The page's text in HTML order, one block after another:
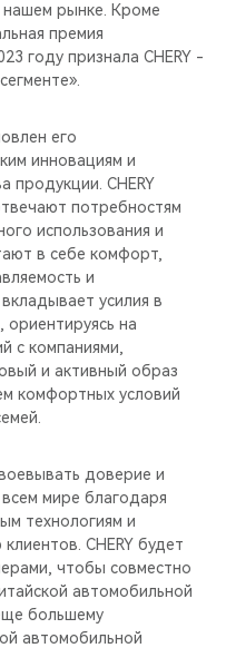
рынке. Кроме
премия
году признала CHERY -
его
инновациям и
продукции. CHERY
потребностям
использования и
в себе комфорт,
и
усилия в
на
с компаниями,
и активный образ
комфортных условий
доверие и
мире благодаря
технологиям и
CHERY будет
чтобы совместно
автомобильной
большему
автомобильной